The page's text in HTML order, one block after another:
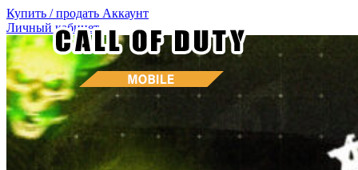
Купить / продать Аккаунт
Личный кабинет